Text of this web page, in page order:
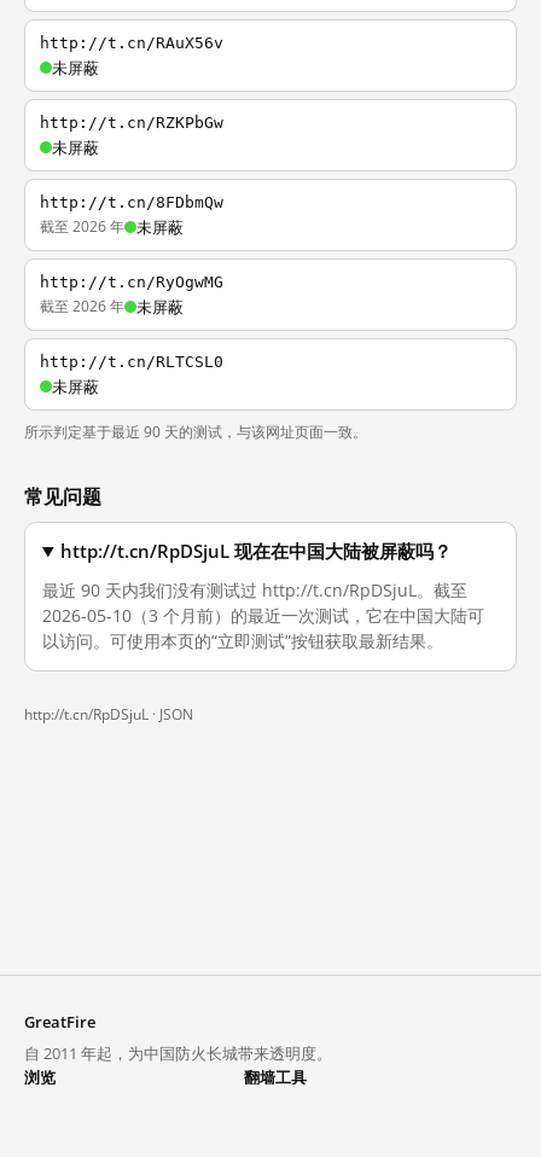
http://t.cn/RAuX56v
未屏蔽
http://t.cn/RZKPbGw
未屏蔽
http://t.cn/8FDbmQw
截至 2026 年 未屏蔽
http://t.cn/RyOgwMG
截至 2026 年 未屏蔽
http://t.cn/RLTCSL0
未屏蔽
所示判定基于最近 90 天的测试，与该网址页面一致。
常见问题
http://t.cn/RpDSjuL 现在在中国大陆被屏蔽吗？
最近 90 天内我们没有测试过 http://t.cn/RpDSjuL。截至
2026-05-10（3 个月前）的最近一次测试，它在中国大陆可
以访问。可使用本页的“立即测试”按钮获取最新结果。
http://t.cn/RpDSjuL · JSON
GreatFire
自 2011 年起，为中国防火长城带来透明度。
浏览
翻墙工具